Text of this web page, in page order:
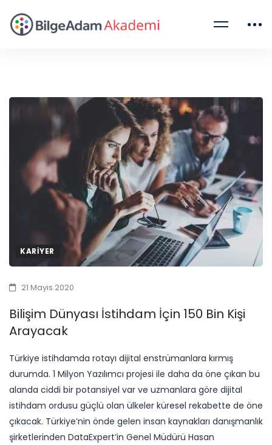
KARIYER
21 Mayıs 2020
Bilişim Dünyası İstihdam İçin 150 Bin Kişi
Arayacak
​Türkiye istihdamda rotayı dijital enstrümanlara kırmış
durumda. 1 Milyon Yazılımcı projesi ile daha da öne çıkan bu
alanda ciddi bir potansiyel var ve uzmanlara göre dijital
istihdam ordusu güçlü olan ülkeler küresel rekabette de öne
çıkacak. Türkiye’nin önde gelen insan kaynakları danışmanlık
şirketlerinden DataExpert’in Genel Müdürü Hasan